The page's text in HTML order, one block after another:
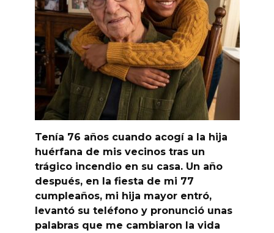
Tenía 76 años cuando acogí a la hija
huérfana de mis vecinos tras un
trágico incendio en su casa. Un año
después, en la fiesta de mi 77
cumpleaños, mi hija mayor entró,
levantó su teléfono y pronunció unas
palabras que me cambiaron la vida